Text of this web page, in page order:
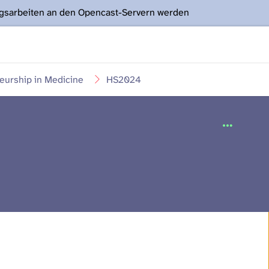
an den Opencast-Servern werden
HS2024
in Medicine